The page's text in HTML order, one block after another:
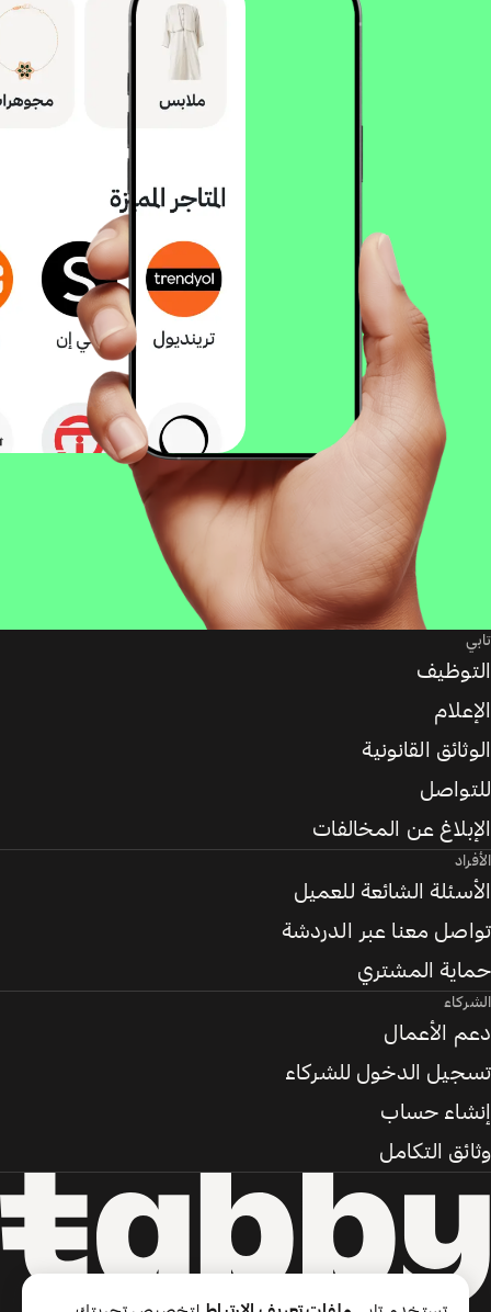
تابي
التوظيف
الإعلام
الوثائق القانونية
للتواصل
الإبلاغ عن المخالفات
الأفراد
الأسئلة الشائعة للعميل
تواصل معنا عبر الدردشة
حماية المشتري
الشركاء
دعم الأعمال
تسجيل الدخول للشركاء
إنشاء حساب
وثائق التكامل